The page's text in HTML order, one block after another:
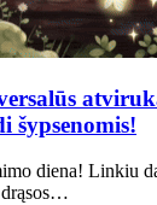
šypsenomis!
diena! Linkiu